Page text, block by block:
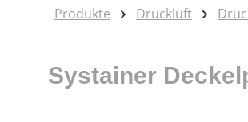
Produkte Druckluft
Systainer